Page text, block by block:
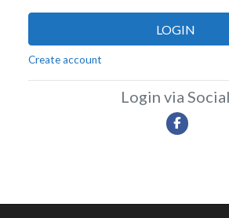
LOGIN
Create account
Login via Social